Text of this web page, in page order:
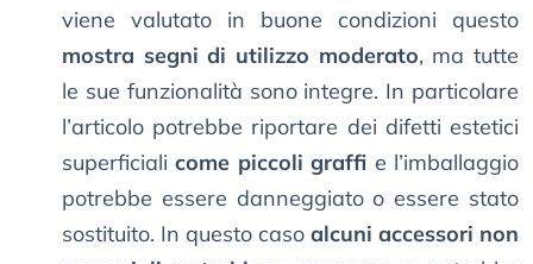
viene valutato in buone condizioni questo
mostra segni di utilizzo moderato, ma tutte
le sue funzionalità sono integre. In particolare
l’articolo potrebbe riportare dei difetti estetici
superficialicome piccoli graffi e l’imballaggio
potrebbe essere danneggiato o essere stato
sostituito. In questo caso alcuni accessori non